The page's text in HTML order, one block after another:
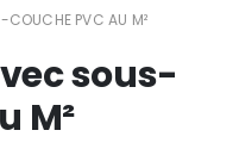
COUCHE PVC AU M²
sous-
M²